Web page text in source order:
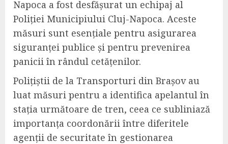
Napoca a fost desfășurat un echipaj al
Poliției Municipiului Cluj-Napoca. Aceste
măsuri sunt esențiale pentru asigurarea
siguranței publice și pentru prevenirea
panicii în rândul cetățenilor.
Polițiștii de la Transporturi din Brașov au
luat măsuri pentru a identifica apelantul în
stația următoare de tren, ceea ce subliniază
importanța coordonării între diferitele
agenții de securitate în gestionarea